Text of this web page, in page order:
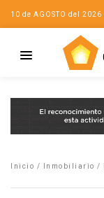
10 de AGOSTO del 2026
Inicio / Inmobiliario /